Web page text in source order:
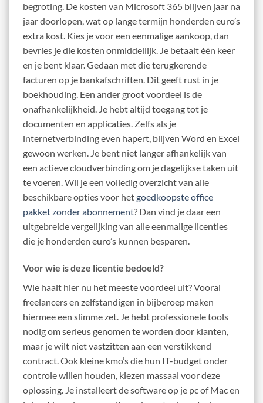
begroting. De kosten van Microsoft 365 blijven jaar na
jaar doorlopen, wat op lange termijn honderden euro’s
extra kost. Kies je voor een eenmalige aankoop, dan
bevries je die kosten onmiddellijk. Je betaalt één keer
en je bent klaar. Gedaan met die terugkerende
facturen op je bankafschriften. Dit geeft rust in je
boekhouding. Een ander groot voordeel is de
onafhankelijkheid. Je hebt altijd toegang tot je
documenten en applicaties. Zelfs als je
internetverbinding even hapert, blijven Word en Excel
gewoon werken. Je bent niet langer afhankelijk van
een actieve cloudverbinding om je dagelijkse taken uit
te voeren. Wil je een volledig overzicht van alle
beschikbare opties voor hetgoedkoopste office
pakket zonder abonnement? Dan vind je daar een
uitgebreide vergelijking van alle eenmalige licenties
die je honderden euro’s kunnen besparen.
Voor wie is deze licentie bedoeld?
Wie haalt hier nu het meeste voordeel uit? Vooral
freelancers en zelfstandigen in bijberoep maken
hiermee een slimme zet. Je hebt professionele tools
nodig om serieus genomen te worden door klanten,
maar je wilt niet vastzitten aan een verstikkend
contract. Ook kleine kmo’s die hun IT-budget onder
controle willen houden, kiezen massaal voor deze
oplossing. Je installeert de software op je pc of Mac en